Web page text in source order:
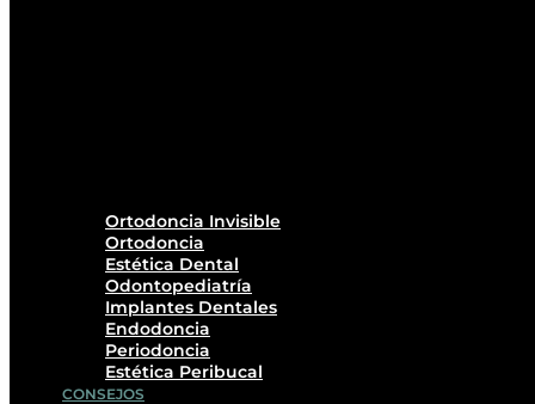
Ortodoncia Invisible
Ortodoncia
Estética Dental
Odontopediatría
Implantes Dentales
Endodoncia
Periodoncia
Estética Peribucal
CONSEJOS